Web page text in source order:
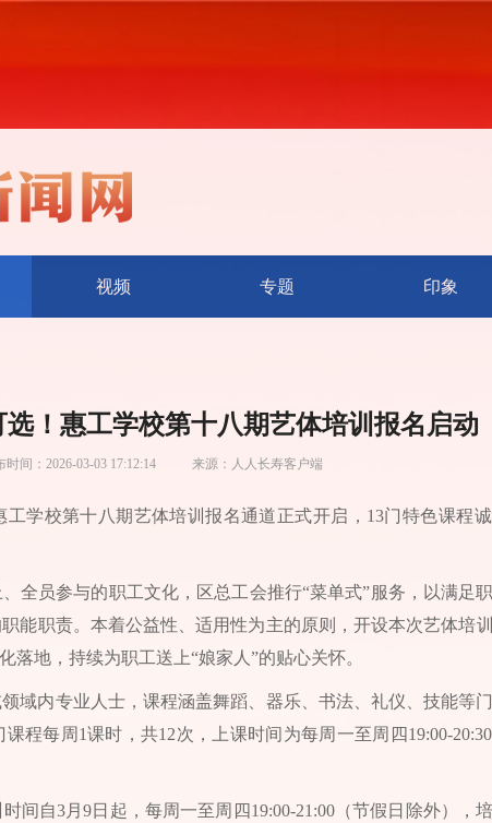
视频 专题 印象
选！惠工学校第十八期艺体培训报名启动
时间： 2026-03-03 17:12:14 来源： 人人长寿客户端
学校第十八期艺体培训报名通道正式开启，13门特色课程
全员参与的职工文化，区总工会推行“菜单式”服务，以满足
能职责。本着公益性、适用性为主的原则，开设本次艺体培
落地，持续为职工送上“娘家人”的贴心关怀。
域内专业人士，课程涵盖舞蹈、器乐、书法、礼仪、技能等
程每周1课时，共12次，上课时间为每周一至周四19:00-
间自3月9日起，每周一至周四19:00-21:00（节假日除外），